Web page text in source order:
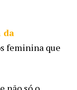
da
feminina que